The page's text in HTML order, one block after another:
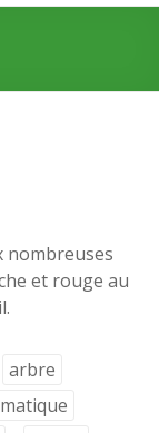
nombreuses
et rouge au
arbre